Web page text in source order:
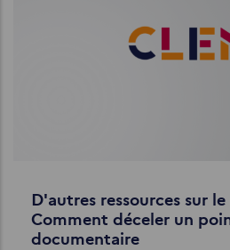
D'autres ressources sur
Comment déceler un
documentaire